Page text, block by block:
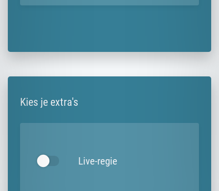
Kies je extra's
Live-regie